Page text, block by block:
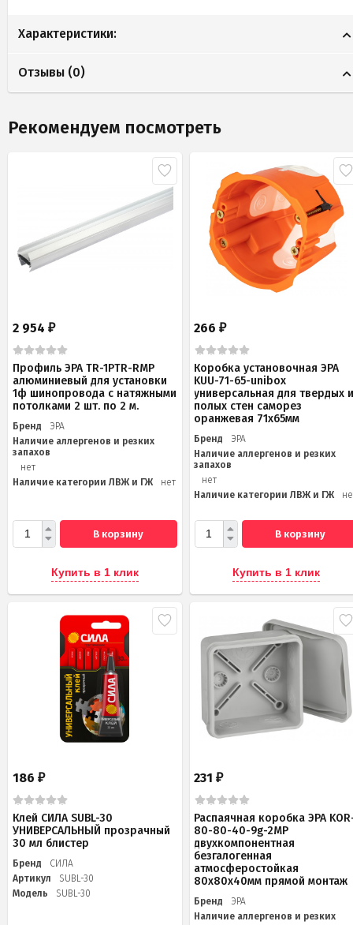
Характеристики:
Отзывы (0)
Рекомендуем посмотреть
2 954 ₽
Профиль ЭРА TR-1PTR-RMP
алюминиевый для установки
1ф шинопровода с натяжными
потолками 2 шт. по 2 м.
Бренд
ЭРА
Наличие аллергенов и резких
запахов
нет
Наличие категории ЛВЖ и ГЖ
нет
В корзину
Купить в 1 клик
266₽
Коробка установочная ЭРА
KUU-71-65-unibox
универсальная для твердых
полых стен саморез
оранжевая 71х65мм
Бренд
ЭРА
Наличие аллергенов и резких
запахов
нет
Наличие категории ЛВЖ и ГЖ
В корзину
Купить в 1 клик
186 ₽
Клей СИЛА SUBL-30
УНИВЕРСАЛЬНЫЙ прозрачный
30 мл блистер
Бренд
СИЛА
Артикул
SUBL-30
Модель
SUBL-30
231₽
Распаячная коробка ЭРА
80-80-40-9g-2MP
двухкомпонентная
безгалогенная
атмосферостойкая
80х80х40мм прямой монтаж
Бренд
ЭРА
Наличие аллергенов и резких